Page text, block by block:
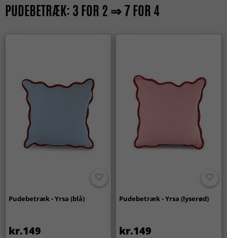
PUDEBETRÆK: 3 FOR 2 ⇒ 7 FOR 4
Pudebetræk - Yrsa (blå)
kr.149
Pudebetræk - Yrsa (lyserød)
kr.149